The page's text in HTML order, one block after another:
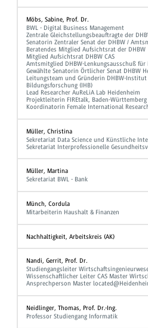
Möbs, Sabine, Prof. Dr.
BWL - Digital Business Management
Zentrale Gleichstellungsbeauftragte der
Senatorin Zentraler Senat der DHBW /
Beratendes Mitglied Aufsichtsrat der DHBW
Mitglied Aufsichtsrat DHBW CAS
Amtsmitglied DHBW-Lenkungsausschuß
Gewählte Senatorin Örtlicher Senat DHBW
Leitungsteam und Gründerin DHBW-
Bildungsforschung (IHB)
Lead Researcher AuReLiA Lab Heidenheim
Projektleiterin FIREtalk, Baden-
Koordinatorin Female International
Müller, Christina
Sekretariat Data Science und Künstliche
Sekretariat Interprofessionelle
Müller, Martina
Sekretariat BWL - Bank
Münch, Cordula
Mitarbeiterin Haushalt & Finanzen
Nachhaltigkeit, Arbeitskreis (AK)
Nandi, Gerrit, Prof. Dr.
Studiengangsleiter
Wissenschaftlicher Leiter CAS Master
Ansprechperson Master
Neidlinger, Thomas, Prof. Dr.-Ing.
Professor Studiengang Informatik